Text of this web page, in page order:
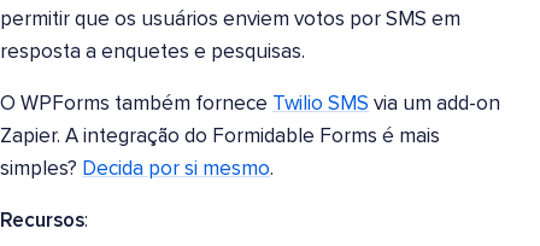
permitir que os usuários enviem votos por SMS em
resposta a enquetes e pesquisas.
O WPForms também fornece Twilio SMS via um add-on
Zapier. A integração do Formidable Forms é mais
simples? Decida por si mesmo.
Recursos: